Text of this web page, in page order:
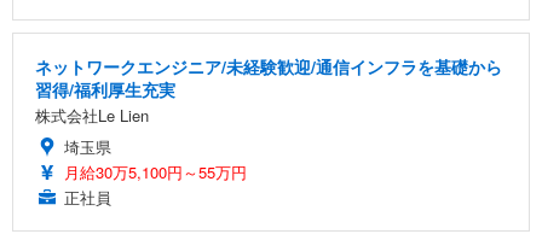
ネットワークエンジニア/未経験歓迎/通信インフラを基礎から
習得/福利厚生充実
株式会社Le Lien
埼玉県
月給30万5,100円～55万円
正社員